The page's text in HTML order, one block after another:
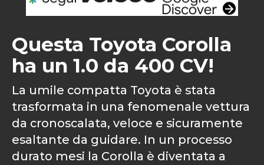
Questa Toyota Corolla
ha un 1.0 da 400 CV!
La umile compatta Toyota è stata
trasformata in una fenomenale vettura
da cronoscalata, veloce e sicuramente
esaltante da guidare. In un processo
durato mesi la Corolla è diventata a